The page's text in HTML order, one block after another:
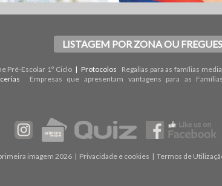
LISTAGEM POR ZONA OU
Pré-Escolar 1º Ciclo| Protocolos Regalias para as famílias
Empresas que apresentam vantagens para as
imagem 2026 | Privacidade e cookies | Termos de